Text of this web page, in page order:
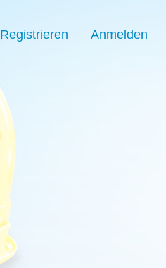
Registrieren Anmelden